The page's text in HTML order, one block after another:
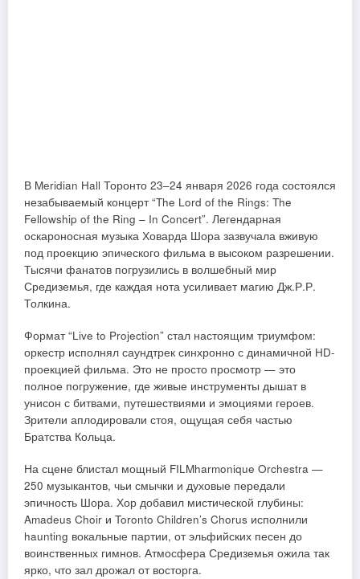
В Meridian Hall Торонто 23–24 января 2026 года состоялся
незабываемый концерт “The Lord of the Rings: The
Fellowship of the Ring – In Concert”. Легендарная
оскароносная музыка Ховарда Шора зазвучала вживую
под проекцию эпического фильма в высоком разрешении.
Тысячи фанатов погрузились в волшебный мир
Средиземья, где каждая нота усиливает магию Дж.Р.Р.
Толкина.
Формат “Live to Projection” стал настоящим триумфом:
оркестр исполнял саундтрек синхронно с динамичной HD-
проекцией фильма. Это не просто просмотр — это
полное погружение, где живые инструменты дышат в
унисон с битвами, путешествиями и эмоциями героев.
Зрители аплодировали стоя, ощущая себя частью
Братства Кольца.
На сцене блистал мощный FILMharmonique Orchestra —
250 музыкантов, чьи смычки и духовые передали
эпичность Шора. Хор добавил мистической глубины:
Amadeus Choir и Toronto Children’s Chorus исполнили
haunting вокальные партии, от эльфийских песен до
воинственных гимнов. Атмосфера Средиземья ожила так
ярко, что зал дрожал от восторга.